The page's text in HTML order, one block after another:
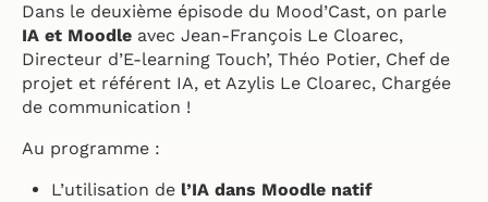
Dans le deuxième épisode du Mood’Cast, on parle
IA et Moodle avec Jean-François Le Cloarec,
Directeur d’E-learning Touch’, Théo Potier, Chef de
projet et référent IA, et Azylis Le Cloarec, Chargée
de communication !
Au programme :
L’utilisation de l’IA dans Moodle natif